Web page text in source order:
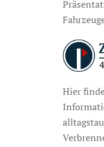
Hier